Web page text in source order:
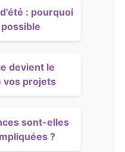
: pourquoi
devient le
vos projets
sont-elles
?